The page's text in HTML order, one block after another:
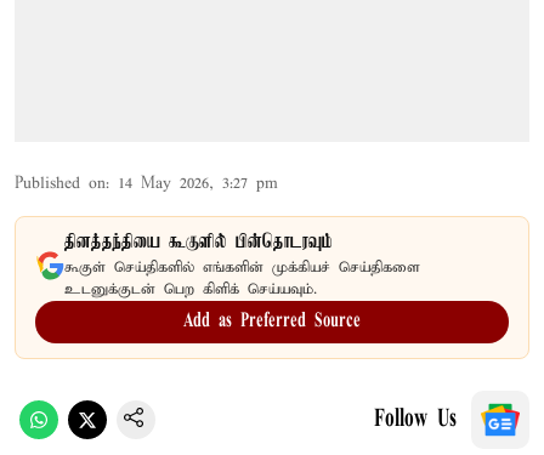
Published on: 14 May 2026, 3:27 pm
தினத்தந்தியை கூகுளில் பின்தொடரவும்
கூகுள் செய்திகளில் எங்களின் முக்கியச் செய்திகளை
உடனுக்குடன் பெற கிளிக் செய்யவும்.
Add as Preferred Source
Follow Us